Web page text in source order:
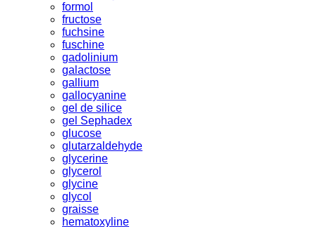
formol
fructose
fuchsine
fuschine
gadolinium
galactose
gallium
gallocyanine
gel de silice
gel Sephadex
glucose
glutarzaldehyde
glycerine
glycerol
glycine
glycol
graisse
hematoxyline